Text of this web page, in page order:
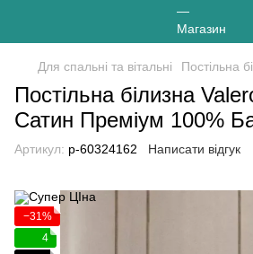
Для спальні та вітальні Постільна
Постільна білизна
Сатин Преміум 100%
Артикул: p-60324162 Написати відгук
−31%
4